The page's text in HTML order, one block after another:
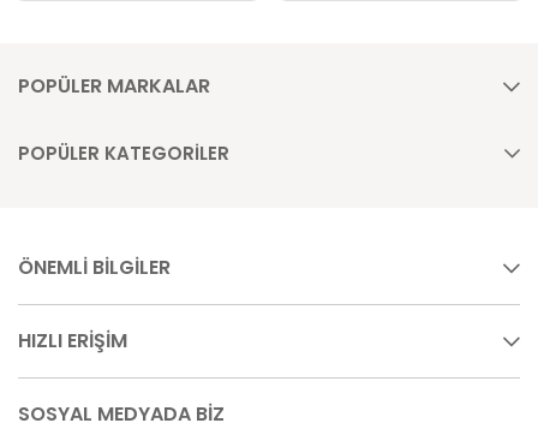
POPÜLER MARKALAR
POPÜLER KATEGORİLER
ÖNEMLİ BİLGİLER
HIZLI ERİŞİM
SOSYAL MEDYADA BİZ